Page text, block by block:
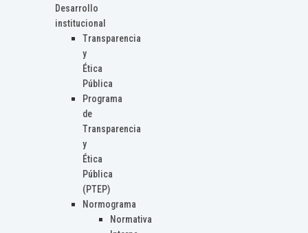
Desarrollo
institucional
Transparencia
y
Ética
Pública
Programa
de
Transparencia
y
Ética
Pública
(PTEP)
Normograma
Normativa